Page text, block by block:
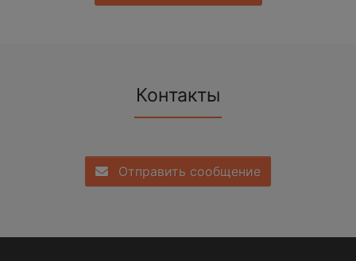
Контакты
Отправить сообщение